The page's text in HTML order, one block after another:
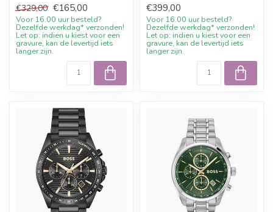
€329,00 €165,00
Voor 16.00 uur besteld?
Dezelfde werkdag* verzonden!
Let op: indien u kiest voor een
gravure, kan de levertijd iets
langer zijn.
43mm. Online ...
€399,00
Voor 16.00 uur besteld?
Dezelfde werkdag* verzonden!
Let op: indien u kiest voor een
gravure, kan de levertijd iets
langer zijn.